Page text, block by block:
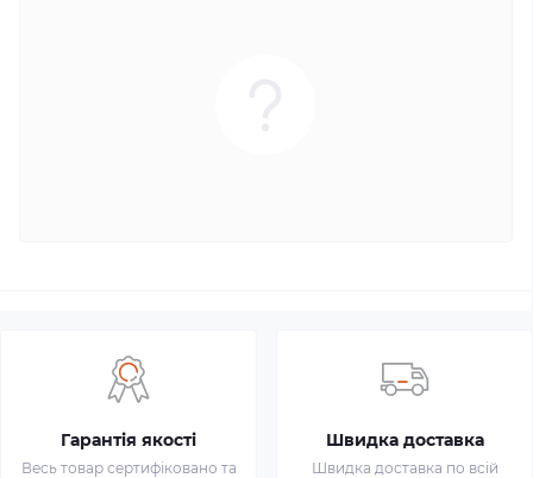
Гарантія якості
Весь товар сертифіковано та
Швидка доставка
Швидка доставка по всій